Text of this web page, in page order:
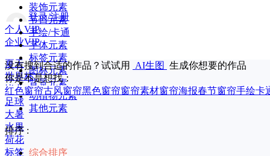
登录/注册
个人VIP
企业VIP
夏天
世界杯
毕业
足球
大暑
水果
荷花
标签
装饰元素
节日元素
手绘/卡通
字体元素
标签元素
图标元素
背景元素
动植物元素
其他元素
排序 :
综合排序
没有搜到合适的作品？试试用 AI生图 生成你想要的作品
你是不是想找：
红色窗帘古风窗帘黑色窗帘窗帘素材窗帘海报春节窗帘手绘卡